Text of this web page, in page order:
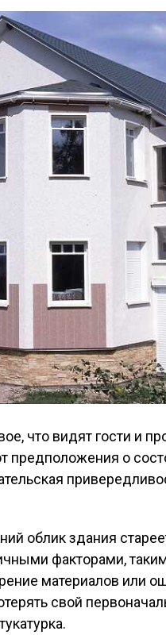
что видят гости и
предположения о
облик здания
факторами,
материалов или
свой